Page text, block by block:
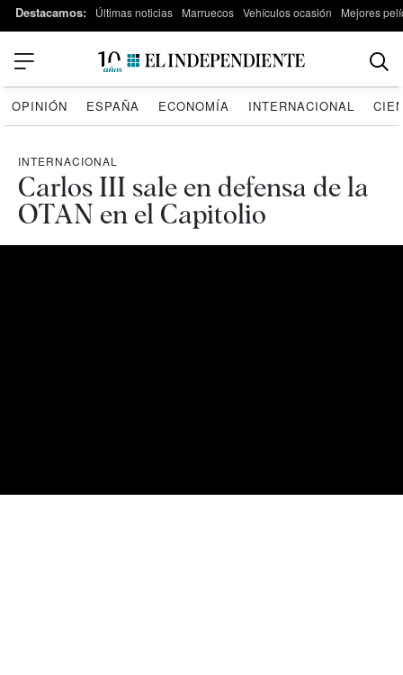
Destacamos: Últimas noticias Marruecos Vehículos ocasión Mejores
OPINIÓN ESPAÑA ECONOMÍA INTERNACIONAL
INTERNACIONAL
Carlos III sale en defensa de la
OTAN en el Capitolio